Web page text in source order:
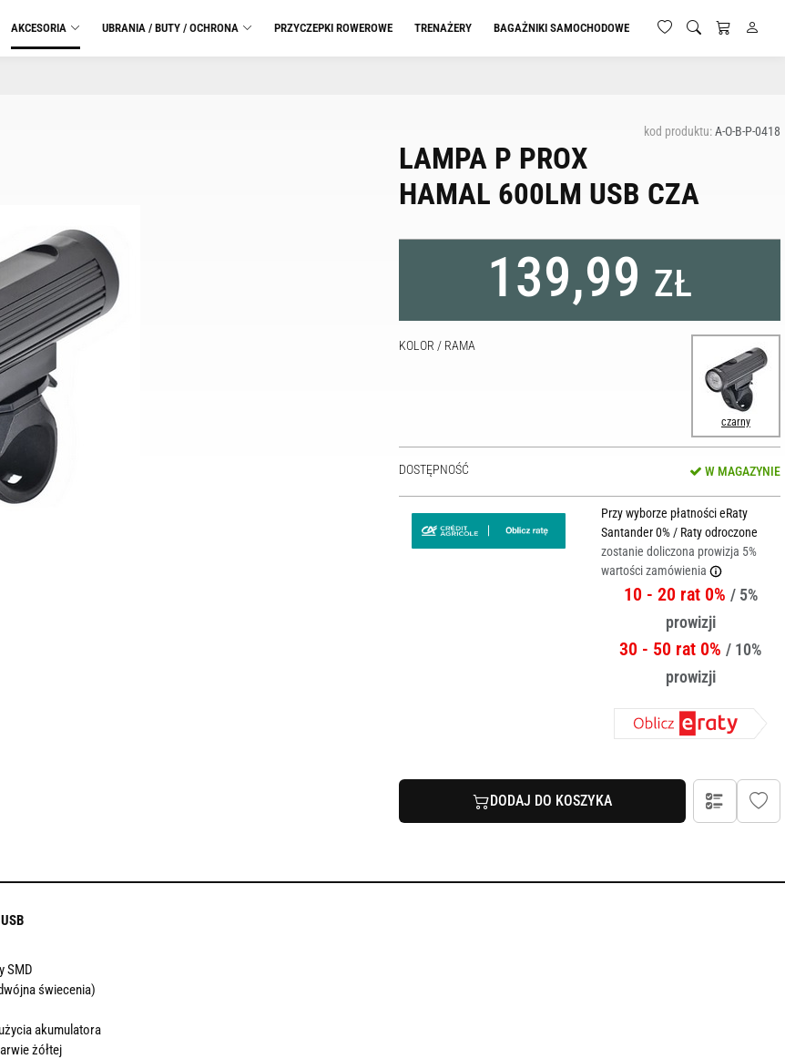
AKCESORIA UBRANIA / BUTY / OCHRONA PRZYCZEPKI ROWEROWE TRENAŻERY BAGAŻNIKI SAMOCHODOWE
kod produktu:A-O-B-P-0418
LAMPA P PROX
HAMAL 600LM USB CZA
139,99 ZŁ
KOLOR / RAMA
czarny
DOSTĘPNOŚĆ W MAGAZYNIE
Przy wyborze płatności eRaty
Santander 0% / Raty odroczone
zostanie doliczona prowizja 5%
wartości zamówienia
10 - 20 rat 0% / 5%
prowizji
30 - 50 rat 0%/ 10%
prowizji
DODAJ DO KOSZYKA
SMD
świecenia)
akumulatora
żółtej